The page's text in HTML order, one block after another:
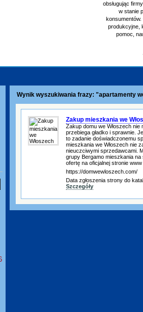
obsługując
w stanie
produkcyjne,
pomoc,
Wynik wyszukiwania frazy: "apartamenty
Zakup mieszkania we
Zakup domu we Włoszech nie
przebiega gładko i sprawnie.
to zadanie doświadczonemu
mieszkania we Włoszech nie
nieuczciwymi sprzedawcami.
grupy Bergamo mieszkania
ofertę na oficjalnej stronie www
https://domwewloszech.com/
Data zgłoszenia strony do
Szczegóły